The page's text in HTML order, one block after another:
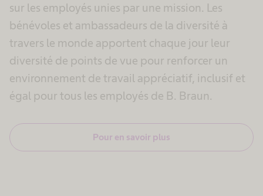
sur les employés unies par une mission. Les
bénévoles et ambassadeurs de la diversité à
travers le monde apportent chaque jour leur
diversité de points de vue pour renforcer un
environnement de travail appréciatif, inclusif et
égal pour tous les employés de B. Braun.
Pour en savoir plus